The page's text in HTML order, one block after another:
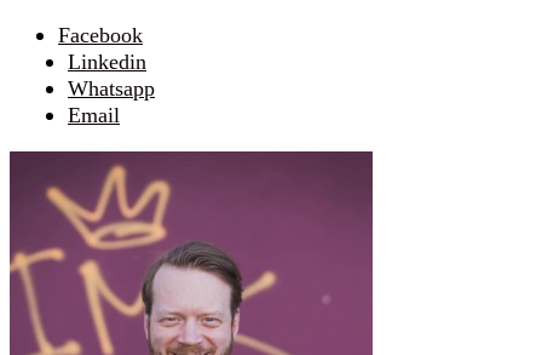
Facebook
Linkedin
Whatsapp
Email